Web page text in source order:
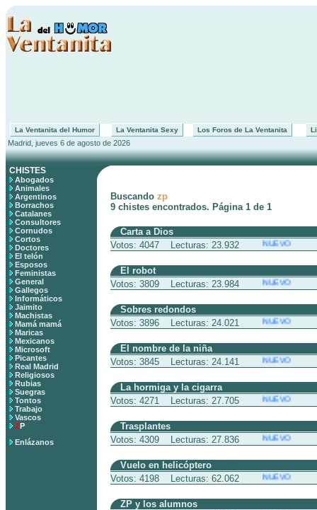
La Ventanita del Humor La Ventanita Sexy Los Foros de La Ventanita
Madrid, jueves 6 de agosto de 2026
CHISTES
Abogados
Animales
Argentinos
Borrachos
Catalanes
Consultores
Cornudos
Cortos
Doctores
El telón
Esposos
Feministas
General
Gallegos
Informáticos
Jaimito
Machistas
Mamá mamá
Maricas
Mexicanos
Microsoft
Picantes
Real Madrid
Religiosos
Rubias
Suegras
Tontos
Trabajo
Vascos
ZP
Enlázanos
Buscando zp
9 chistes encontrados. Página 1 de 1
Carta a Dios
Votos: 4047 Lecturas: 23.932
NUEVO
El robot
Votos: 3809 Lecturas: 23.984
NUEVO
Sobres redondos
Votos: 3896 Lecturas: 24.021
NUEVO
El nombre de la niña
Votos: 3845 Lecturas: 24.141
NUEVO
La hormiga y la cigarra
Votos: 4271 Lecturas: 27.705
NUEVO
Trasplantes
Votos: 4309 Lecturas: 27.836
NUEVO
Vuelo en helicóptero
Votos: 4198 Lecturas: 62.062
NUEVO
ZP y los alumnos